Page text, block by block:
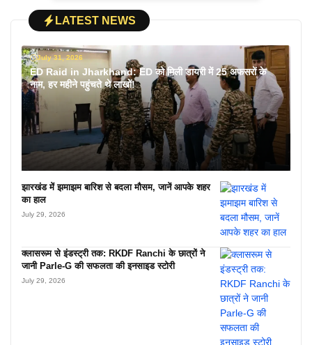
LATEST NEWS
July 31, 2026
ED Raid in Jharkhand: ED को मिली डायरी में 25 अफसरों के
नाम, हर महीने पहुंचते थे लाखों!
झारखंड में झमाझम बारिश से बदला मौसम, जानें आपके शहर
का हाल
July 29, 2026
क्लासरूम से इंडस्ट्री तक: RKDF Ranchi के छात्रों ने
जानी Parle-G की सफलता की इनसाइड स्टोरी
July 29, 2026